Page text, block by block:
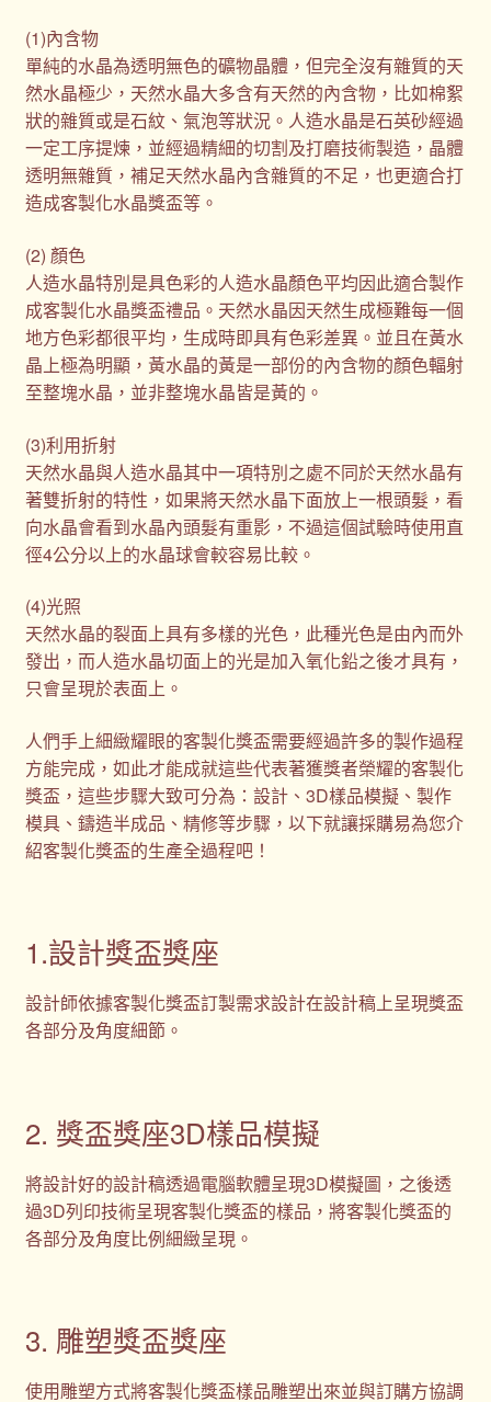
(1)內含物
單純的水晶為透明無色的礦物晶體，但完全沒有雜質的天
然水晶極少，天然水晶大多含有天然的內含物，比如棉絮
狀的雜質或是石紋、氣泡等狀況。人造水晶是石英砂經過
一定工序提煉，並經過精細的切割及打磨技術製造，晶體
透明無雜質，補足天然水晶內含雜質的不足，也更適合打
造成客製化水晶獎盃等。
(2) 顏色
人造水晶特別是具色彩的人造水晶顏色平均因此適合製作
成客製化水晶獎盃禮品。天然水晶因天然生成極難每一個
地方色彩都很平均，生成時即具有色彩差異。並且在黃水
晶上極為明顯，黃水晶的黃是一部份的內含物的顏色輻射
至整塊水晶，並非整塊水晶皆是黃的。
(3)利用折射
天然水晶與人造水晶其中一項特別之處不同於天然水晶有
著雙折射的特性，如果將天然水晶下面放上一根頭髮，看
向水晶會看到水晶內頭髮有重影，不過這個試驗時使用直
徑4公分以上的水晶球會較容易比較。
(4)光照
天然水晶的裂面上具有多樣的光色，此種光色是由內而外
發出，而人造水晶切面上的光是加入氧化鉛之後才具有，
只會呈現於表面上。
人們手上細緻耀眼的客製化獎盃需要經過許多的製作過程
方能完成，如此才能成就這些代表著獲獎者榮耀的客製化
獎盃，這些步驟大致可分為：設計、3D樣品模擬、製作
模具、鑄造半成品、精修等步驟，以下就讓採購易為您介
紹客製化獎盃的生產全過程吧！
1.設計獎盃獎座
設計師依據客製化獎盃訂製需求設計在設計稿上呈現獎盃
各部分及角度細節。
2. 獎盃獎座3D樣品模擬
將設計好的設計稿透過電腦軟體呈現3D模擬圖，之後透
過3D列印技術呈現客製化獎盃的樣品，將客製化獎盃的
各部分及角度比例細緻呈現。
3. 雕塑獎盃獎座
使用雕塑方式將客製化獎盃樣品雕塑出來並與訂購方協調